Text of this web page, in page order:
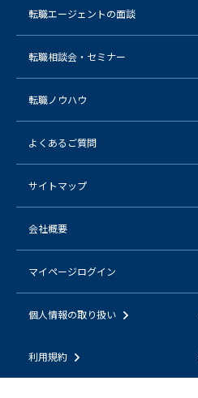
転職エージェントの面談
転職相談会・セミナー
転職ノウハウ
よくあるご質問
サイトマップ
会社概要
マイページログイン
個人情報の取り扱い
利用規約